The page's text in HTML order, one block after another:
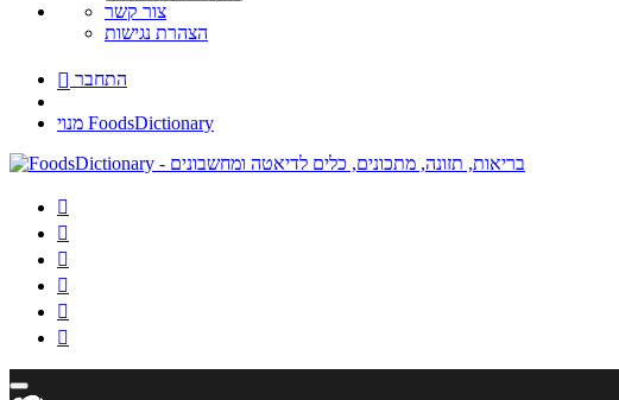
צור קשר
הצהרת נגישות
 התחבר
מנוי FoodsDictionary





